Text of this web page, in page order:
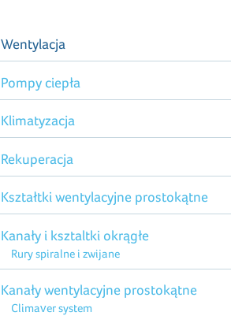
Wentylacja
Pompy ciepła
Klimatyzacja
Rekuperacja
Kształtki wentylacyjne prostokątne
Kanały i ksztaltki okrągłe
Rury spiralne i zwijane
Kanały wentylacyjne prostokątne
Climaver system